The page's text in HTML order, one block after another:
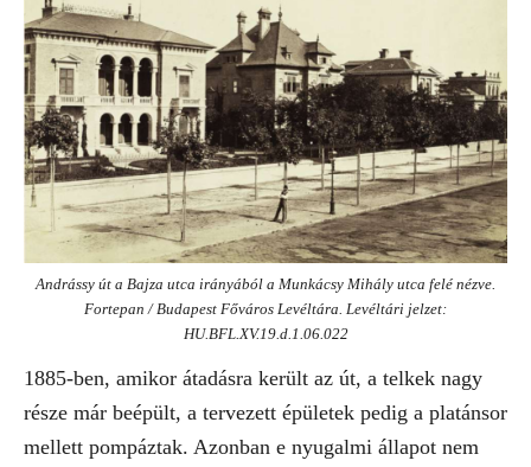
Andrássy út a Bajza utca irányából a Munkácsy Mihály utca felé nézve.
Fortepan / Budapest Főváros Levéltára. Levéltári jelzet:
HU.BFL.XV.19.d.1.06.022
1885-ben, amikor átadásra került az út, a telkek nagy
része már beépült, a tervezett épületek pedig a platánsor
mellett pompáztak. Azonban e nyugalmi állapot nem